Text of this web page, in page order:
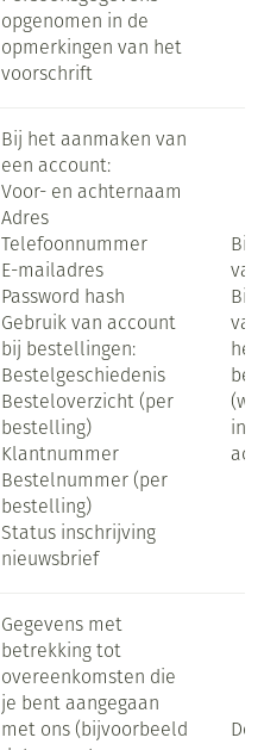
opgenomen in de
opmerkingen van het
voorschrift
Bij het aanmaken van
een account:
Voor- en achternaam
Adres
Telefoonnummer
E-mailadres
Password hash
Gebruik van account
bij bestellingen:
Bestelgeschiedenis
Besteloverzicht (per
bestelling)
Klantnummer
Bestelnummer (per
bestelling)
Status inschrijving
nieuwsbrief
Bij
Bij
het
Gegevens met
betrekking tot
overeenkomsten die
je bent aangegaan
met ons (bijvoorbeeld